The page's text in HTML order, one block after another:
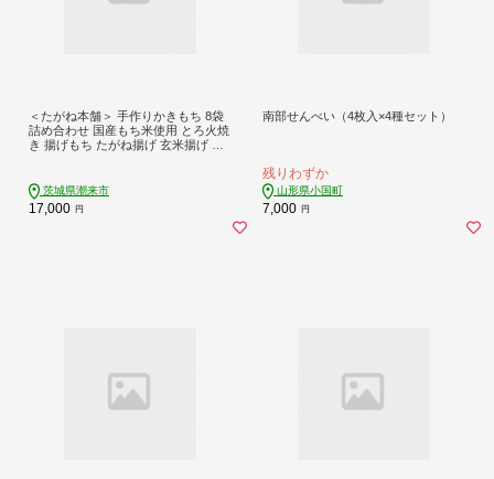
＜たがね本舗＞ 手作りかきもち 8袋
詰め合わせ 国産もち米使用 とろ火焼
き 揚げもち たがね揚げ 玄米揚げ た
ト 茨城県 潮来市 (A20-001)
茨城県潮来市
17,000 円
南部せんべい（4枚入×4種セット）
残りわずか
山形県小国町
7,000 円